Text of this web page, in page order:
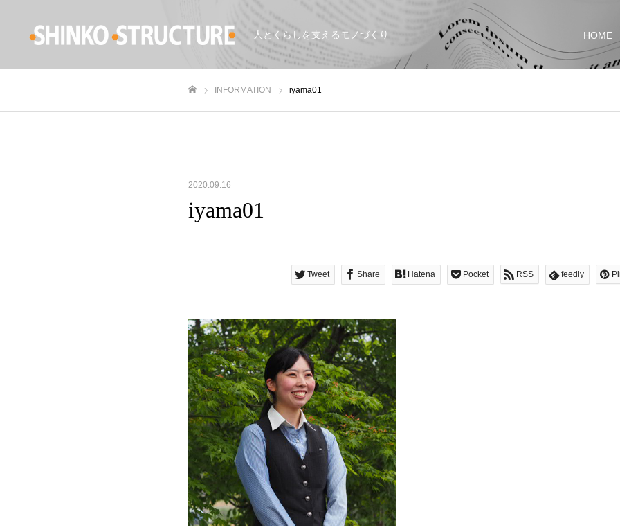
人とくらしを支えるモノづくり HOME
INFORMATION iyama01
2020.09.16
iyama01
Tweet Share Hatena Pocket RSS feedly